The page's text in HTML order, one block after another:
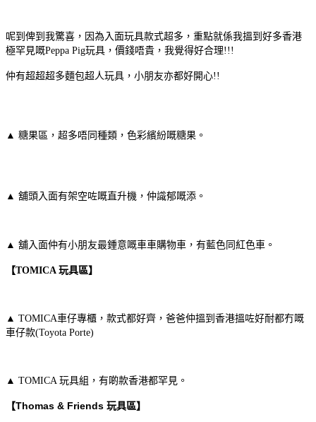
呢到俾到我驚喜，因為入面玩具款式超多，重點就係我搵到好多香港
極罕見嘅Peppa Pig玩具，價錢唔貴，我覺得好合理!!!
仲有超超超多麵包超人玩具，小朋友亦都好開心!!
▲ 糖果區，超多唔同種類，色彩繽紛嘅糖果。
▲ 舖頭入面有架空咗嘅直升機，仲識郁嘅添。
▲ 舖入面仲有小朋友最鍾意嘅車車購物車，有藍色同紅色車。
【TOMICA 玩具區】
▲ TOMICA車仔專櫃，款式都好齊，爸爸仲搵到香港搵咗好耐都冇嘅
車仔款(Toyota Porte)
▲ TOMICA 玩具組，有啲款香港都罕見。
【Thomas & Friends 玩具區】